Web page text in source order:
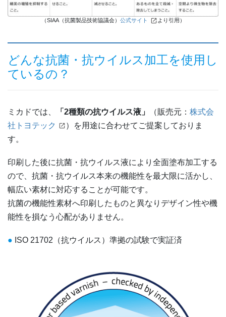
（SIAA（抗菌製品技術協議会） 公式サイト より引用）
どんな抗菌・抗ウイルス加工を使用し
ているの？
ミカドでは、 「2種類の抗ウイルス液」 （販売元： 株式会
社トヨテック
）を用途に合わせてご提案しておりま
す。
印刷した後に抗菌・抗ウイルス液により全面塗布加工する
ので、抗菌・抗ウイルス本来の機能性を最大限に活かし、
幅広い素材に対応することが可能です。
抗菌の機能性素材へ印刷したものと異なりデザイン性や機
能性を損なう心配がありません。
● ISO 21702（抗ウイルス）準拠の試験で実証済